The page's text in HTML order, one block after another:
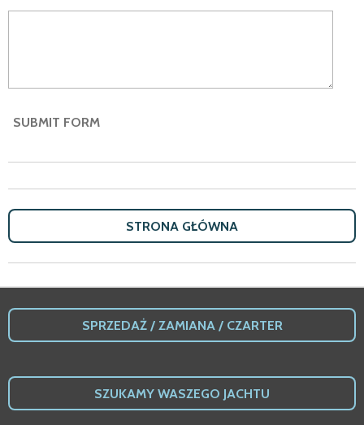
SUBMIT FORM
STRONA GŁÓWNA
SPRZEDAŻ /ZAMIANA / CZARTER
SZUKAMY WASZEGO JACHTU